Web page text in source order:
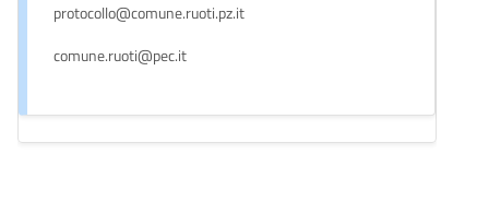
protocollo@comune.ruoti.pz.it
comune.ruoti@pec.it